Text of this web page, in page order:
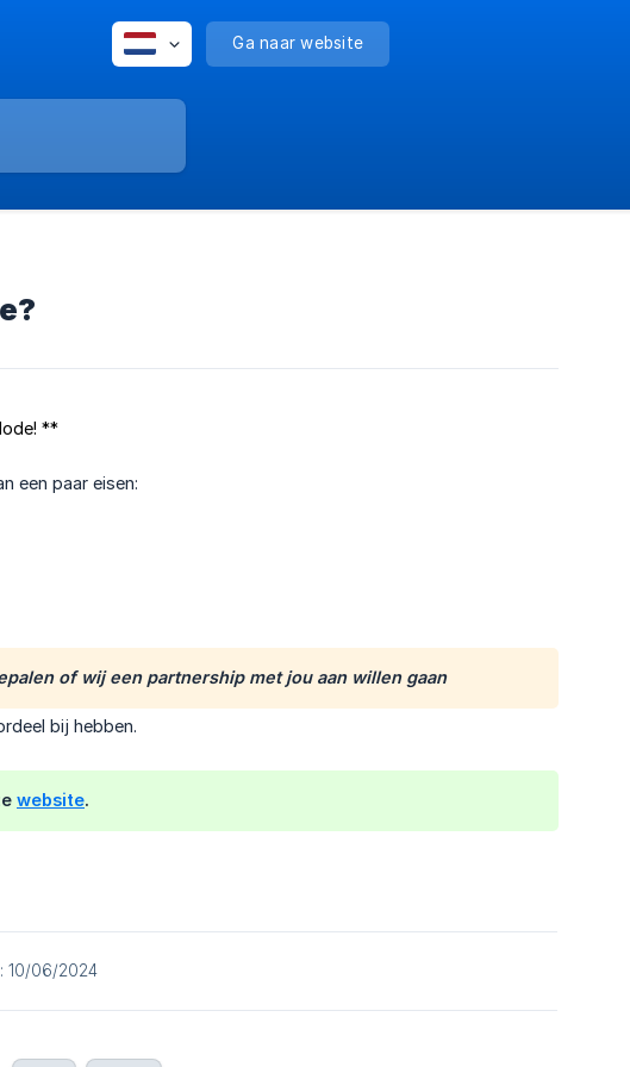
Ga naar website
**
een paar eisen:
of wij een partnership met jou aan willen gaan
bij hebben.
website.
10/06/2024